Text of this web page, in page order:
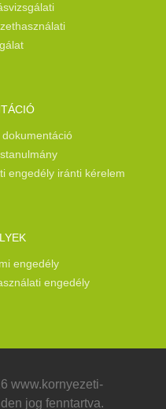
engedély iránti kérelem
engedély
engedély
www.kornyezeti-
jog fenntartva.